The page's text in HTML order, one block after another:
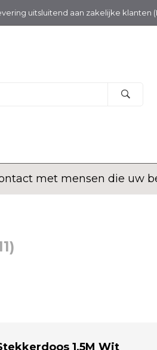
uitsluitend aan zakelijke klanten
met mensen die uw
1,5M Wit